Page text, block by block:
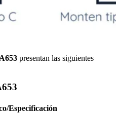
presentan las siguientes
Especificación